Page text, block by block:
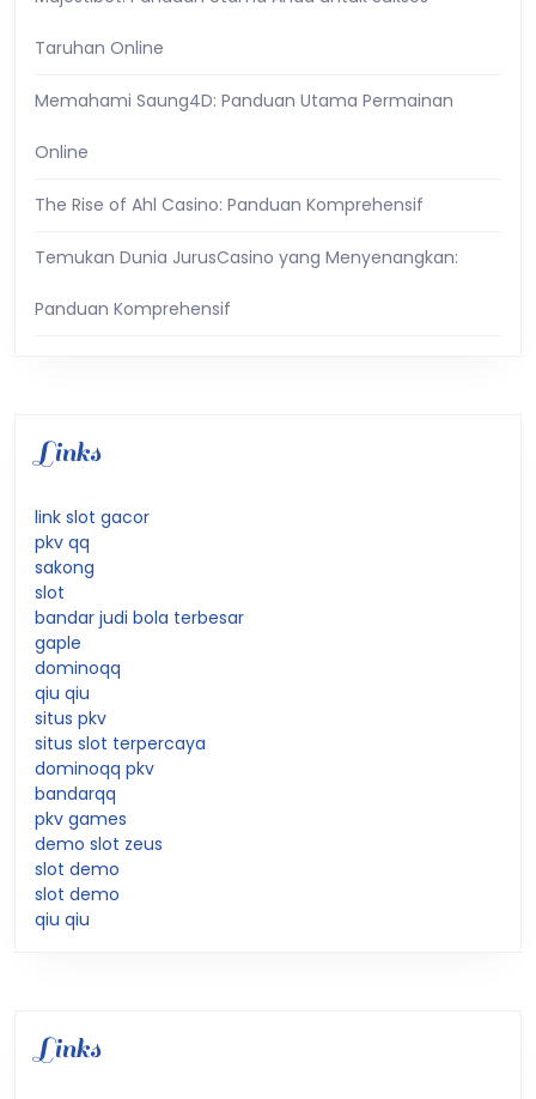
Taruhan Online
Memahami Saung4D: Panduan Utama Permainan
Online
The Rise of Ahl Casino: Panduan Komprehensif
Temukan Dunia JurusCasino yang Menyenangkan:
Panduan Komprehensif
Links
link slot gacor
pkv qq
sakong
slot
bandar judi bola terbesar
gaple
dominoqq
qiu qiu
situs pkv
situs slot terpercaya
dominoqq pkv
bandarqq
pkv games
demo slot zeus
slot demo
slot demo
qiu qiu
Links